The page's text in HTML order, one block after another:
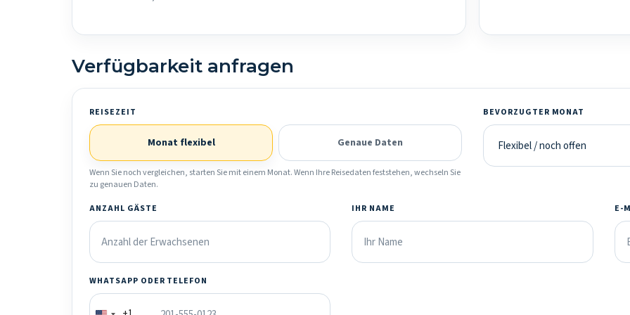
Verfügbarkeit anfragen
REISEZEIT
Monat flexibel Genaue Daten
Wenn Sie noch vergleichen, starten Sie mit einem Monat. Wenn Ihre Reisedaten feststehen, wechseln Sie
zu genauen Daten.
BEVORZUGTER MONAT
ANZAHL GÄSTE IHR NAME E-
WHATSAPP ODER TELEFON